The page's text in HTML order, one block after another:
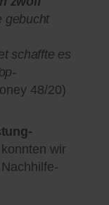
gebucht
schaffte es
48/20)
konnten wir